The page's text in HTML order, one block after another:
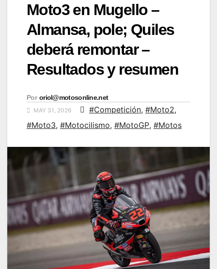
Moto3 en Mugello –
Almansa, pole; Quiles
deberá remontar –
Resultados y resumen
Por oriol@motosonline.net
MAY 31, 2026 #Competición, #Moto2,
#Moto3, #Motocilismo, #MotoGP, #Motos